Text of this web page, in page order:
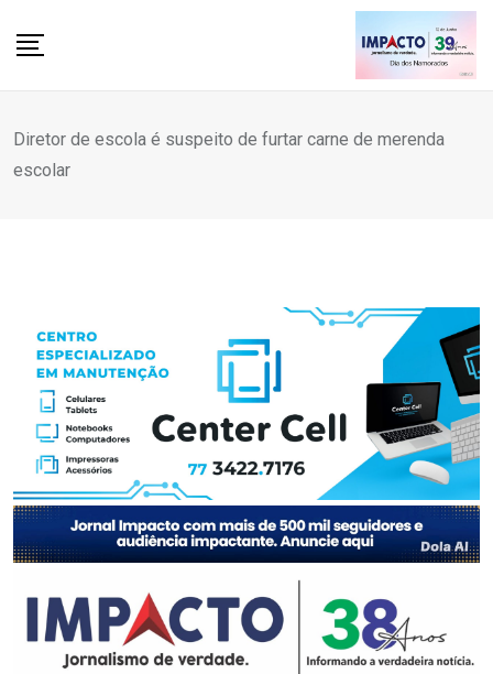
Diretor de escola é suspeito de furtar carne de merenda
escolar